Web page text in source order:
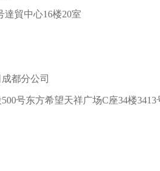
達貿中心16楼20室
都分公司
号东方希望天祥广场C座34楼3413